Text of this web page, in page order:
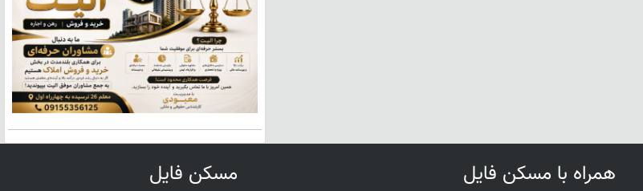
همراه با مسکن فایل مسکن فایل